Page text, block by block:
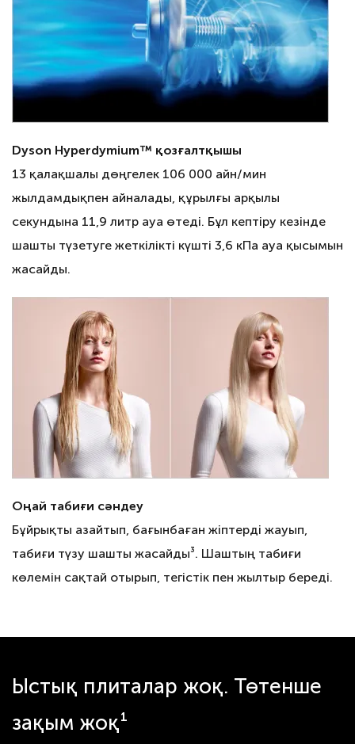
Dyson Hyperdymium™ қозғалтқышы
13 қалақшалы дөңгелек 106 000 айн/мин
жылдамдықпен айналады, құрылғы арқылы
секундына 11,9 литр ауа өтеді. Бұл кептіру кезінде
шашты түзетуге жеткілікті күшті 3,6 кПа ауа қысымын
жасайды.
Оңай табиғи сәндеу
Бұйрықты азайтып, бағынбаған жіптерді жауып,
табиғи түзу шашты жасайды³. Шаштың табиғи
көлемін сақтай отырып, тегістік пен жылтыр береді.
Ыстық плиталар жоқ. Төтенше
зақым жоқ¹